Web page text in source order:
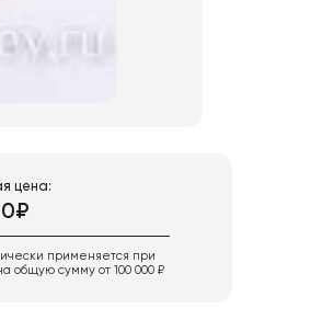
цена:
применяется при
общую сумму от 100 000 ₽